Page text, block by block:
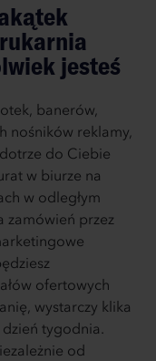
jesteś
banerów,
nośników reklamy,
do Ciebie
w biurze na
w odległym
zamówień przez
ofertowych
wystarczy klika
dzień tygodnia.
od